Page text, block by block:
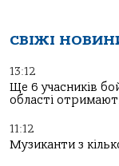
СВІЖІ
13:12
Ще 6 учасників
області
11:12
Музиканти з